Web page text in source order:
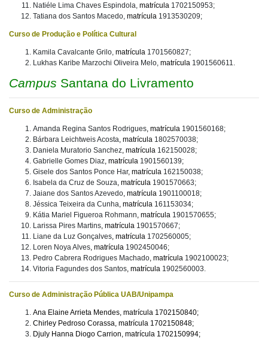
Natiéle Lima Chaves Espindola, matrícula 1702150953;
Tatiana dos Santos Macedo, matrícula 1913530209;
Curso de Produção e Política Cultural
Kamila Cavalcante Grilo, matrícula 1701560827;
Lukhas Karibe Marzochi Oliveira Melo, matrícula 1901560611.
Campus Santana do Livramento
Curso de Administração
Amanda Regina Santos Rodrigues, matrícula 1901560168;
Bárbara Leichtweis Acosta, matrícula 1802570038;
Daniela Muratorio Sanchez, matrícula 162150028;
Gabrielle Gomes Diaz, matrícula 1901560139;
Gisele dos Santos Ponce Har, matrícula 162150038;
Isabela da Cruz de Souza, matrícula 1901570663;
Jaiane dos Santos Azevedo, matrícula 1901100018;
Jéssica Teixeira da Cunha, matrícula 161153034;
Kátia Mariel Figueroa Rohmann, matrícula 1901570655;
Larissa Pires Martins, matrícula 1901570667;
Liane da Luz Gonçalves, matrícula 1702560005;
Loren Noya Alves, matrícula 1902450046;
Pedro Cabrera Rodrigues Machado, matrícula 1902100023;
Vitoria Fagundes dos Santos, matrícula 1902560003.
Curso de Administração Pública UAB/Unipampa
Ana Elaine Arrieta Mendes, matrícula 1702150840;
Chirley Pedroso Corassa, matrícula 1702150848;
Djuly Hanna Diogo Carrion, matrícula 1702150994;